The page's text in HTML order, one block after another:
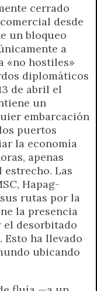
cerrado
desde
un bloqueo
a
«no hostiles»
diplomáticos
de abril el
un
embarcación
puertos
la economía
apenas
Las
Hapag-
rutas por la
la presencia
el desorbitado
Esto ha llevado
ubicando